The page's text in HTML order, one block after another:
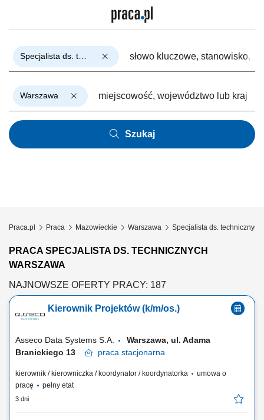
Warszawa
Szukaj
Praca.pl Praca Mazowieckie Warszawa Specjalista ds. technicznych
PRACA SPECJALISTA DS. TECHNICZNYCH
WARSZAWA
NAJNOWSZE OFERTY PRACY: 187
Kierownik Projektów (k/m/os.)
Asseco Data Systems S.A.
Warszawa, ul. Adama
Branickiego 13
praca stacjonarna
kierownik / kierowniczka / koordynator / koordynatorka
umowa o
pracę
pełny etat
3 dni